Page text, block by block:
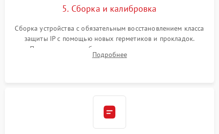
5. Сборка и калибровка
Сборка устройства с обязательным восстановлением класса
защиты IP с помощью новых герметиков и прокладок.
Программная калибровка матрицы по эталонному
абсолютно черному телу для точного измерения температур.
Подробнее